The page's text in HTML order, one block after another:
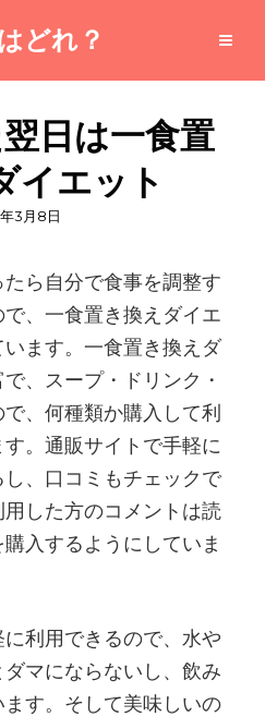
どれ？
日は一食置
イエット
3月8日
ら自分で食事を調整す
、一食置き換えダイエ
ます。一食置き換えダ
、スープ・ドリンク・
、何種類か購入して利
。通販サイトで手軽に
、口コミもチェックで
した方のコメントは読
入するようにしていま
利用できるので、水や
マにならないし、飲み
す。そして美味しいの